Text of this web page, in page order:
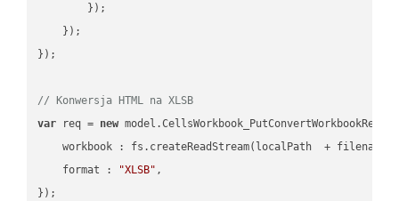
        });
    });
});
// Konwersja HTML na XLSB
var req = new
workbook : fs.createReadStream(localPath  + filename
format : "XLSB" ,